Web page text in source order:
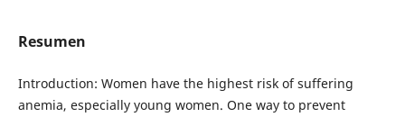
Resumen
Introduction: Women have the highest risk of suffering
anemia, especially young women. One way to prevent